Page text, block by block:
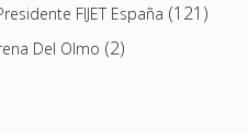
FIJET España (121)
Del Olmo (2)